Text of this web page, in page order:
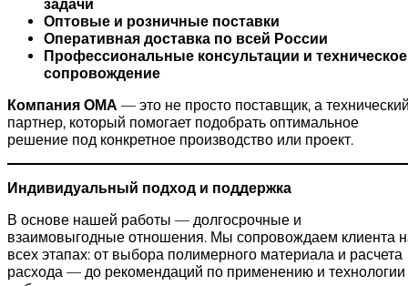
задачи
Оптовые и розничные поставки
Оперативная доставка по всей России
Профессиональные консультации и техническое
сопровождение
Компания ОМА — это не просто поставщик, а
партнер, который помогает подобрать оптимальное
решение под конкретное производство или проект.
Индивидуальный подход и поддержка
В основе нашей работы — долгосрочные и
взаимовыгодные отношения. Мы сопровождаем клиента
всех этапах: от выбора полимерного материала и расчета
расхода — до рекомендаций по применению и технологии